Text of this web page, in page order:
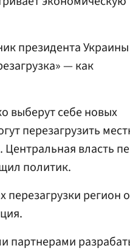
президента Украины
— как
выберут себе новых
перезагрузить
власть
политик.
перезагрузки регион
партнерами